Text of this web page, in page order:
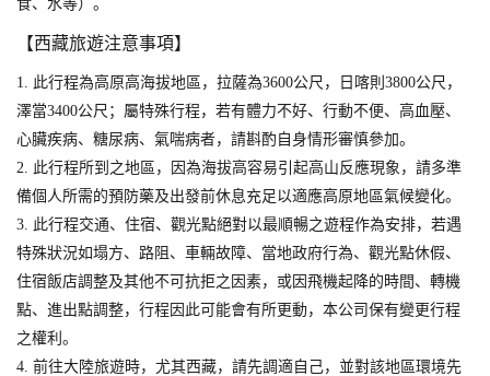
食、水等）。
【西藏旅遊注意事項】
1. 此行程為高原高海拔地區，拉薩為3600公尺，日喀則3800公尺，
澤當3400公尺；屬特殊行程，若有體力不好、行動不便、高血壓、
心臟疾病、糖尿病、氣喘病者，請斟酌自身情形審慎參加。
2. 此行程所到之地區，因為海拔高容易引起高山反應現象，請多準
備個人所需的預防藥及出發前休息充足以適應高原地區氣候變化。
3. 此行程交通、住宿、觀光點絕對以最順暢之遊程作為安排，若遇
特殊狀況如塌方、路阻、車輛故障、當地政府行為、觀光點休假、
住宿飯店調整及其他不可抗拒之因素，或因飛機起降的時間、轉機
點、進出點調整，行程因此可能會有所更動，本公司保有變更行程
之權利。
4. 前往大陸旅遊時，尤其西藏，請先調適自己，並對該地區環境先